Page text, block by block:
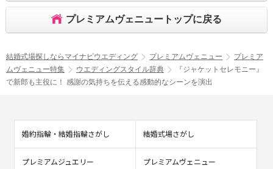
プレミアムヴェニュートップに戻る
結婚式場探しならマイナビウエディング プレミアムヴェニュー
プレミア
ムヴェニュー特集
ウエディングスタイル辞典
『ジャケットセレモニー』
で新郎も主役に！ 感謝の気持ちを伝える感動的なシーンを演出
婚約指輪・結婚指輪さがし 結婚式場さがし
プレミアムジュエリー プレミアムヴェニュー